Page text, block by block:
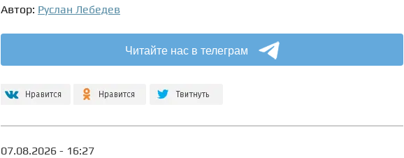
Автор: Руслан Лебедев
Читайте нас в телеграм
07.08.2026 - 16:27